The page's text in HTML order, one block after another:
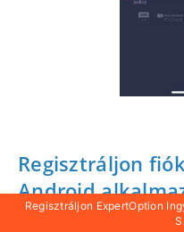
Regisztráljon
Android
Regisztráljon ExpertOption